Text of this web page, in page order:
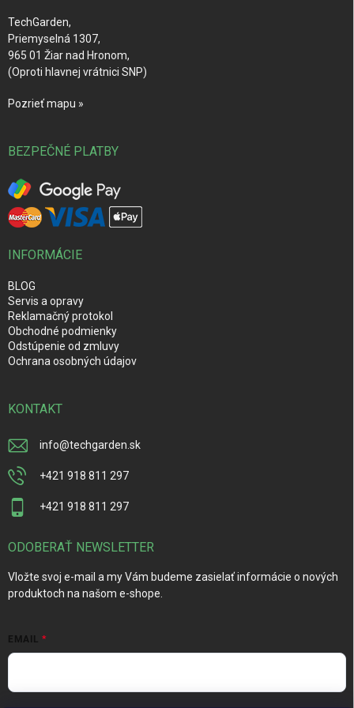
TechGarden,
Priemyselná 1307,
965 01 Žiar nad Hronom,
(Oproti hlavnej vrátnici SNP)
Pozrieť mapu »
BEZPEČNÉ PLATBY
INFORMÁCIE
BLOG
Servis a opravy
Reklamačný protokol
Obchodné podmienky
Odstúpenie od zmluvy
Ochrana osobných údajov
KONTAKT
info@techgarden.sk
+421 918 811 297
+421 918 811 297
ODOBERAŤ NEWSLETTER
Vložte svoj e-mail a my Vám budeme zasielať informácie o nových
produktoch na našom e-shope.
EMAIL